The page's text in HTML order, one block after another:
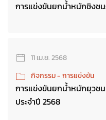
การแข่งขันยกน้ำหนักชิงชน
11 เม.ย. 2568
กิจกรรม - การแข่งขัน
การแข่งขันยกน้ำหนักยุวชน
ประจำปี 2568